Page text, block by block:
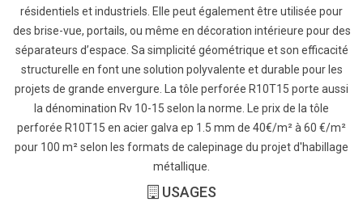
résidentiels et industriels. Elle peut également être utilisée pour
des brise-vue, portails, ou même en décoration intérieure pour des
séparateurs d’espace. Sa simplicité géométrique et son efficacité
structurelle en font une solution polyvalente et durable pour les
projets de grande envergure. La tôle perforée R10T15 porte aussi
la dénomination Rv 10-15 selon la norme. Le prix de la tôle
perforée R10T15 en acier galva ep 1.5 mm de 40€/m² à 60 €/m²
pour 100 m² selon les formats de calepinage du projet d'habillage
métallique.
USAGES